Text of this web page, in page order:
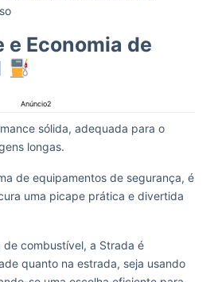
Economia de
Anúncio2
sólida, adequada para o
longas.
de equipamentos de segurança, é
uma picape prática e divertida
de combustível, a Strada é
quanto na estrada, seja usando